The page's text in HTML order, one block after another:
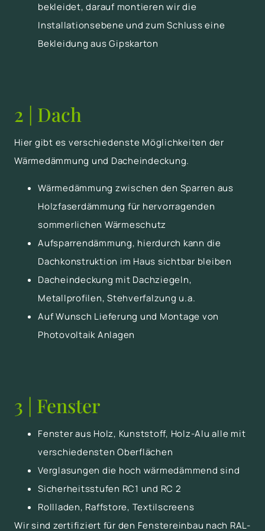
bekleidet, darauf montieren wir die
Installationsebene und zum Schluss eine
Bekleidung aus Gipskarton
2 | Dach
Hier gibt es verschiedenste Möglichkeiten der
Wärmedämmung und Dacheindeckung.
Wärmedämmung zwischen den Sparren aus
Holzfaserdämmung für hervorragenden
sommerlichen Wärmeschutz
Aufsparrendämmung, hierdurch kann die
Dachkonstruktion im Haus sichtbar bleiben
Dacheindeckung mit Dachziegeln,
Metallprofilen, Stehverfalzung u.a.
Auf Wunsch Lieferung und Montage von
Photovoltaik Anlagen
3 | Fenster
Fenster aus Holz, Kunststoff, Holz-Alu alle mit
verschiedensten Oberflächen
Verglasungen die hoch wärmedämmend sind
Sicherheitsstufen RC1 und RC 2
Rollladen, Raffstore, Textilscreens
Wir sind zertifiziert für den Fenstereinbau nach RAL-